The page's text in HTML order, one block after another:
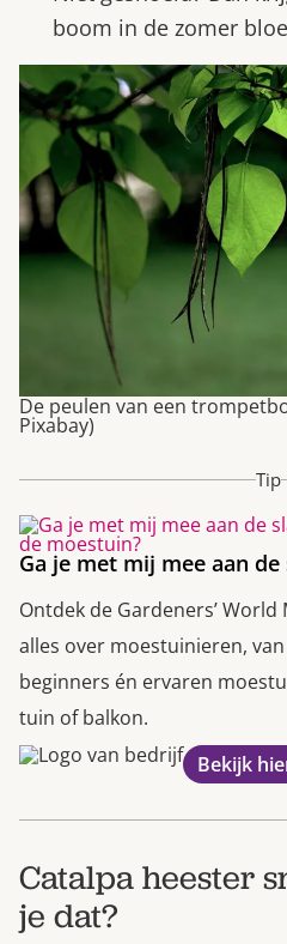
boom in de zomer
De peulen van een
Pixabay)
Tip
Ga je met mij mee aan
Ontdek de Gardeners’
alles over moestuinieren,
beginners én ervaren
tuin of balkon.
Bekijk
Catalpa heester
je dat?